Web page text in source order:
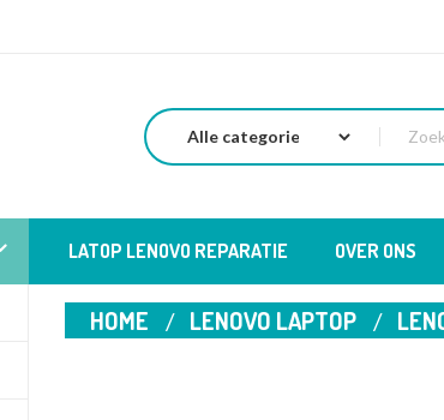
LATOP LENOVO REPARATIE OVER ONS
HOME LENOVO LAPTOP